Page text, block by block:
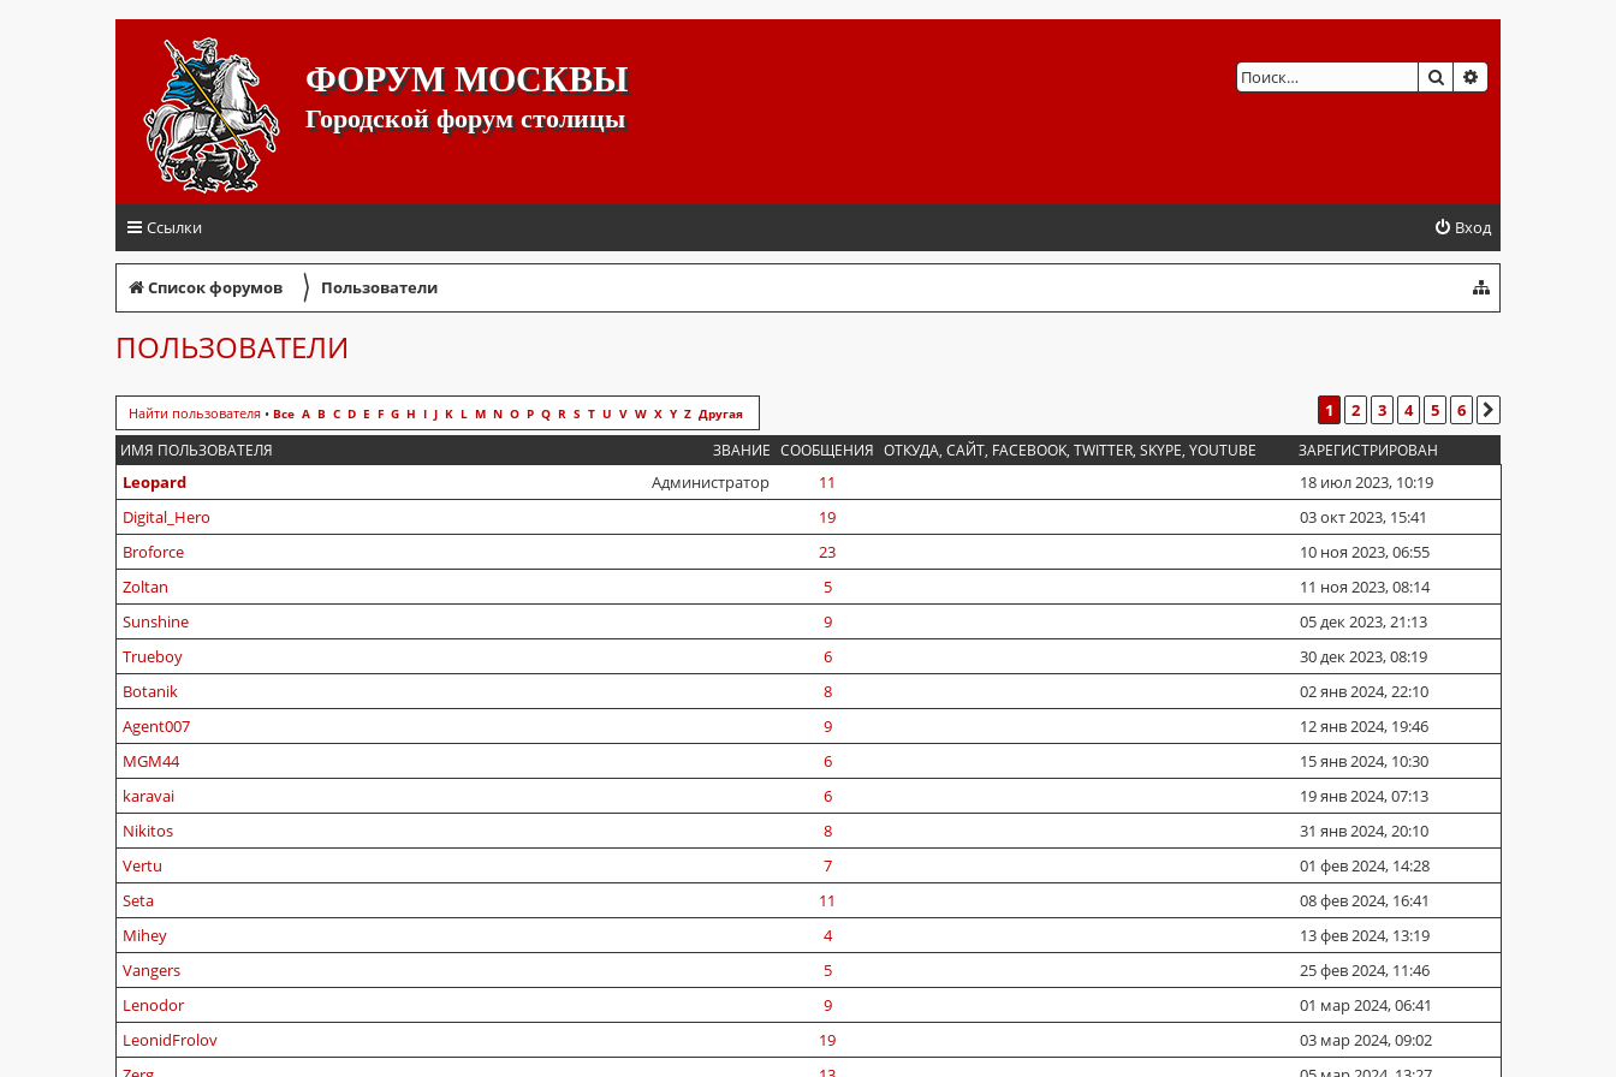
ФОРУМ МОСКВЫ
Городской форум столицы
ПОИСК
Ссылки Вход
Список форумов 〉 Пользователи
ПОЛЬЗОВАТЕЛИ
Найти пользователя • Все A B C D E F G H I J K L M N O P Q R S T U V W X Y Z Другая 1 2 3 4 5 6
ЗВАНИЕ
ИМЯ ПОЛЬЗОВАТЕЛЯ СООБЩЕНИЯ ОТКУДА, САЙТ, FACEBOOK, TWITTER, SKYPE, YOUTUBE ЗАРЕГИСТРИРОВАН
Администратор
Leopard 11
18 июл 2023, 10:19
Digital_Hero
19
03 окт 2023, 15:41
Broforce
23
10 ноя 2023, 06:55
Zoltan
5
11 ноя 2023, 08:14
Sunshine
9
05 дек 2023, 21:13
Trueboy
6
30 дек 2023, 08:19
Botanik
8
02 янв 2024, 22:10
Agent007
9
12 янв 2024, 19:46
MGM44
6
15 янв 2024, 10:30
karavai
6
19 янв 2024, 07:13
Nikitos
8
31 янв 2024, 20:10
Vertu
7
01 фев 2024, 14:28
Seta
11
08 фев 2024, 16:41
Mihey
4
13 фев 2024, 13:19
Vangers
5
25 фев 2024, 11:46
Lenodor
9
01 мар 2024, 06:41
LeonidFrolov
19
03 мар 2024, 09:02